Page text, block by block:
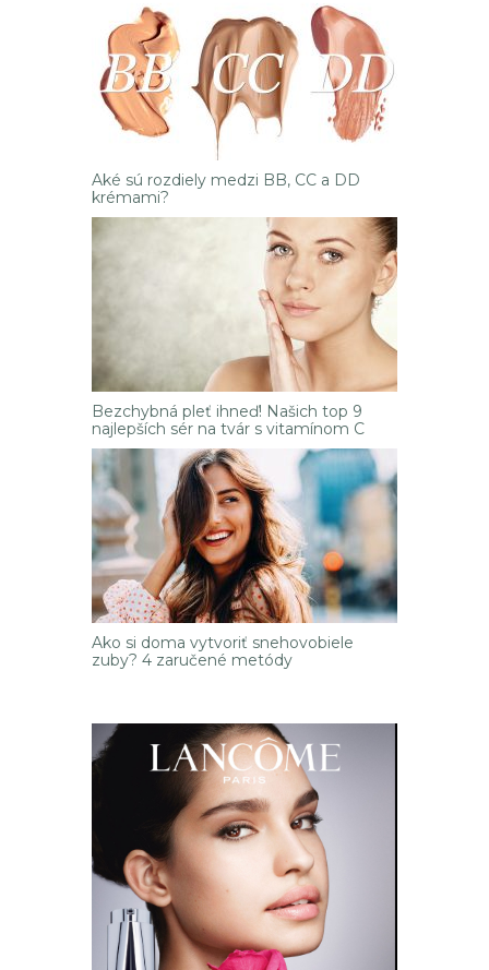
Aké sú rozdiely medzi BB, CC a DD
krémami?
Bezchybná pleť ihneď! Našich top 9
najlepších sér na tvár s vitamínom C
Ako si doma vytvoriť snehovobiele
zuby? 4 zaručené metódy